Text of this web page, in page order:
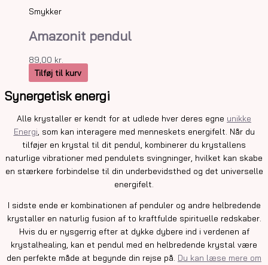
Smykker
Amazonit pendul
89,00 kr.
Tilføj til kurv
Synergetisk energi
Alle krystaller er kendt for at udlede hver deres egne unikke
Energi , som kan interagere med menneskets energifelt. Når du
tilføjer en krystal til dit pendul, kombinerer du krystallens
naturlige vibrationer med pendulets svingninger, hvilket kan skabe
en stærkere forbindelse til din underbevidsthed og det universelle
energifelt.
I sidste ende er kombinationen af penduler og andre helbredende
krystaller en naturlig fusion af to kraftfulde spirituelle redskaber.
Hvis du er nysgerrig efter at dykke dybere ind i verdenen af
krystalhealing, kan et pendul med en helbredende krystal være
den perfekte måde at begynde din rejse på. Du kan læse mere om